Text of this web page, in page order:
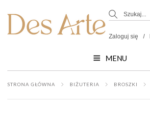
Zaloguj się
MENU
STRONA GŁÓWNA BIŻUTERIA BROSZKI